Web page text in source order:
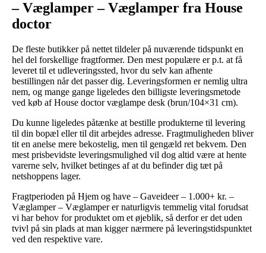
– Væglamper – Væglamper fra House
doctor
De fleste butikker på nettet tildeler på nuværende tidspunkt en
hel del forskellige fragtformer. Den mest populære er p.t. at få
leveret til et udleveringssted, hvor du selv kan afhente
bestillingen når det passer dig. Leveringsformen er nemlig ultra
nem, og mange gange ligeledes den billigste leveringsmetode
ved køb af House doctor væglampe desk (brun/104×31 cm).
Du kunne ligeledes påtænke at bestille produkterne til levering
til din bopæl eller til dit arbejdes adresse. Fragtmuligheden bliver
tit en anelse mere bekostelig, men til gengæld ret bekvem. Den
mest prisbevidste leveringsmulighed vil dog altid være at hente
varerne selv, hvilket betinges af at du befinder dig tæt på
netshoppens lager.
Fragtperioden på Hjem og have – Gaveideer – 1.000+ kr. –
Væglamper – Væglamper er naturligvis temmelig vital forudsat
vi har behov for produktet om et øjeblik, så derfor er det uden
tvivl på sin plads at man kigger nærmere på leveringstidspunktet
ved den respektive vare.